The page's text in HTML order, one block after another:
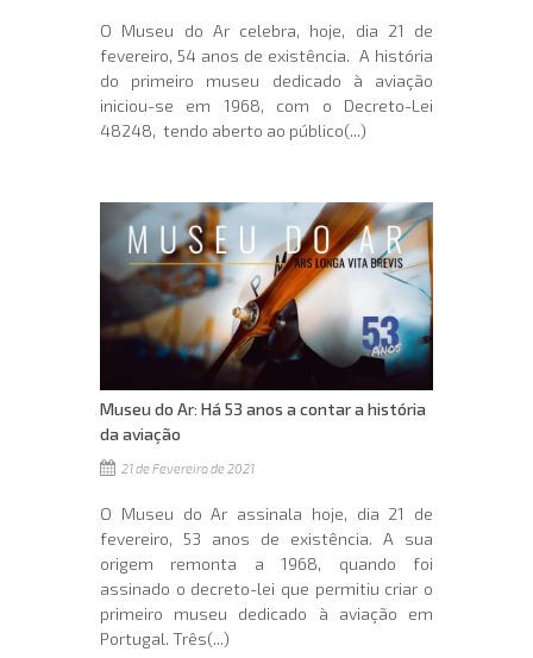
O Museu do Ar celebra, hoje, dia 21 de
fevereiro, 54 anos de existência. A história
do primeiro museu dedicado à aviação
iniciou-se em 1968, com o Decreto-Lei
48248, tendo aberto ao público(...)
Museu do Ar: Há 53 anos a contar a história
da aviação
21 de Fevereiro de 2021
O Museu do Ar assinala hoje, dia 21 de
fevereiro, 53 anos de existência. A sua
origem remonta a 1968, quando foi
assinado o decreto-lei que permitiu criar o
primeiro museu dedicado à aviação em
Portugal. Três(...)